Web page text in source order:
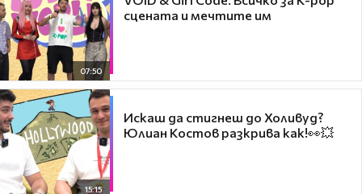
07:50
сцената и мечтите им
15:15
Искаш да стигнеш до Холивуд?
Юлиан Костов разкрива как!👀💥